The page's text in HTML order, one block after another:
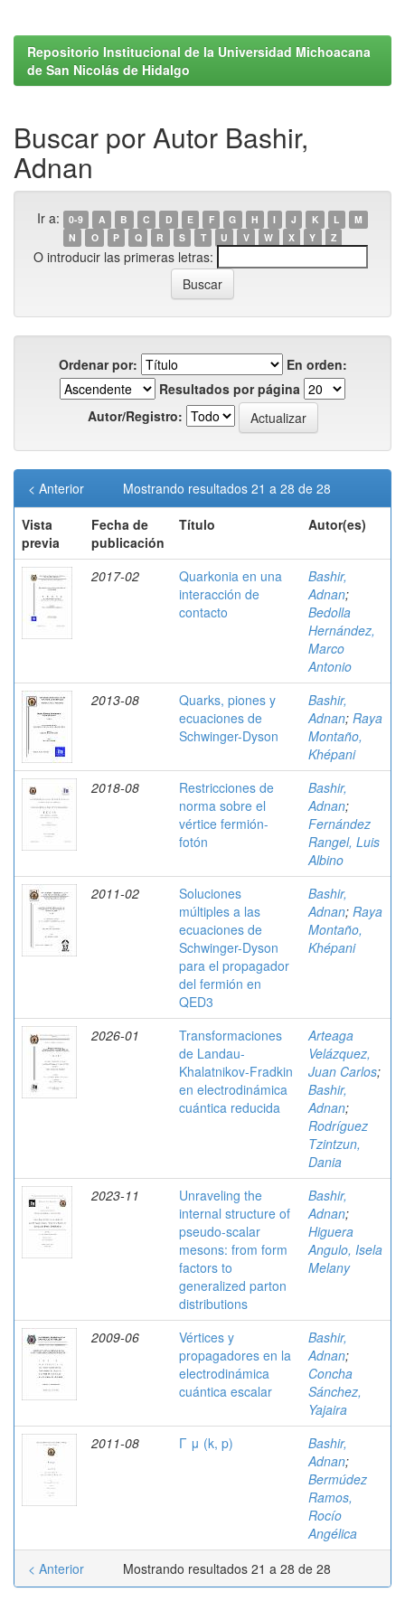
Repositorio Institucional de la Universidad Michoacana
de San Nicolás de Hidalgo
Buscar por Autor Bashir,
Adnan
Ir a: 0-9 A B C D E F G H I J K L
M
N
O P Q R S T U V W X Y Z
O introducir las primeras letras:
Ordenar por:
En orden:
Resultados por página
Autor/Registro:
Mostrando resultados 21 a 28 de 28
< Anterior
Vista
previa
Fecha de
publicación
Título Autor(es)
2017-02
Quarkonia en una
interacción de
contacto
Bashir,
Adnan;
Bedolla
Hernández,
Marco
Antonio
2013-08
Quarks, piones y
ecuaciones de
Schwinger-Dyson
Bashir,
Adnan; Raya
Montaño,
Khépani
2018-08
Restricciones de
norma sobre el
vértice fermión-
fotón
Bashir,
Adnan;
Fernández
Rangel, Luis
Albino
2011-02
Soluciones
múltiples a las
ecuaciones de
Schwinger-Dyson
para el propagador
del fermión en
QED3
Bashir,
Adnan; Raya
Montaño,
Khépani
2026-01
Transformaciones
de Landau-
Khalatnikov-Fradkin
en electrodinámica
cuántica reducida
Arteaga
Velázquez,
Juan Carlos;
Bashir,
Adnan;
Rodríguez
Tzintzun,
Dania
2023-11
Unraveling the
internal structure of
pseudo-scalar
mesons: from form
factors to
generalized parton
distributions
Bashir,
Adnan;
Higuera
Angulo, Isela
Melany
2009-06
Vértices y
propagadores en la
electrodinámica
cuántica escalar
Bashir,
Adnan;
Concha
Sánchez,
Yajaira
2011-08
Γ μ (k, p)
Bashir,
Adnan;
Bermúdez
Ramos,
Rocío
Angélica
Mostrando resultados 21 a 28 de 28
< Anterior